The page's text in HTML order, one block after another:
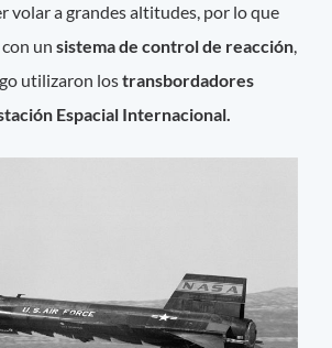
volar a grandes altitudes, por lo que
con unsistema de control de reacción,
utilizaron lostransbordadores
Espacial Internacional.